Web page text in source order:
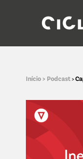
Início > Podcast >